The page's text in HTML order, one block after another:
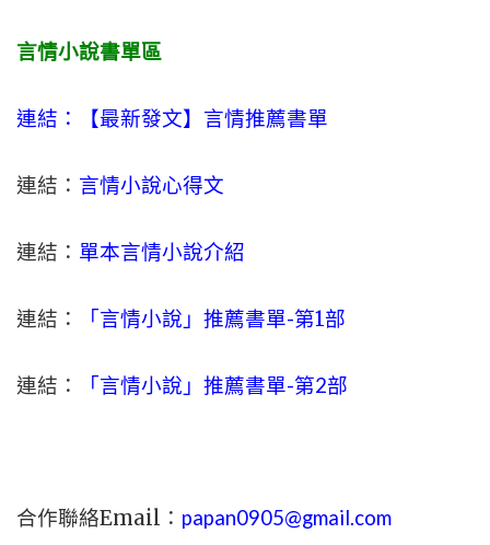
言情小說書單區
連結：【最新發文】 言情推薦書單
連結： 言情小說心得文
連結： 單本言情小說介紹
連結： 「言情小說」推薦書單-第1部
連結： 「言情小說」推薦書單-第2部
合作聯絡Email： papan0905@gmail.com